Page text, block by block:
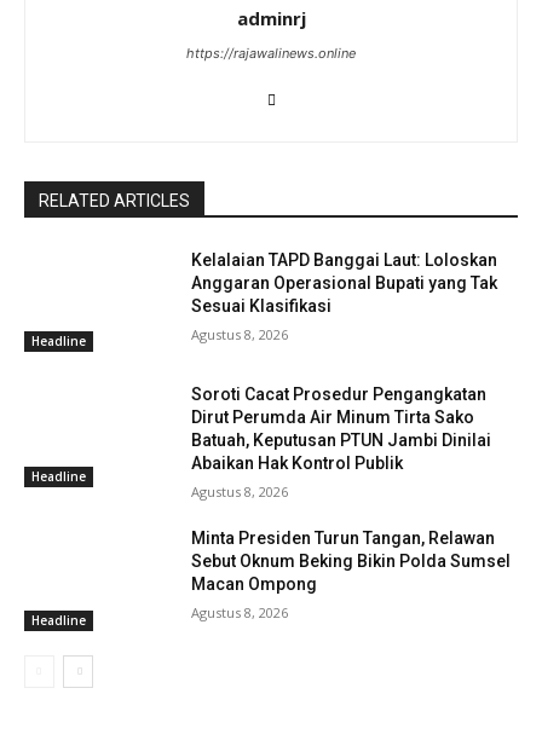
adminrj
https://rajawalinews.online
RELATED ARTICLES
Headline
Kelalaian TAPD Banggai Laut: Loloskan
Anggaran Operasional Bupati yang Tak
Sesuai Klasifikasi
Agustus 8, 2026
Headline
Soroti Cacat Prosedur Pengangkatan
Dirut Perumda Air Minum Tirta Sako
Batuah, Keputusan PTUN Jambi Dinilai
Abaikan Hak Kontrol Publik
Agustus 8, 2026
Headline
Minta Presiden Turun Tangan, Relawan
Sebut Oknum Beking Bikin Polda Sumsel
Macan Ompong
Agustus 8, 2026